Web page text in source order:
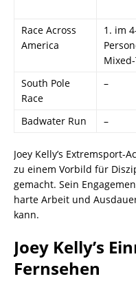
Race Across
America
1. im
South Pole
Race
–
Badwater Run –
Joey Kelly’s Extremsport-
zu einem Vorbild für
gemacht. Sein
harte Arbeit und
kann.
Joey Kelly’s
Fernsehen